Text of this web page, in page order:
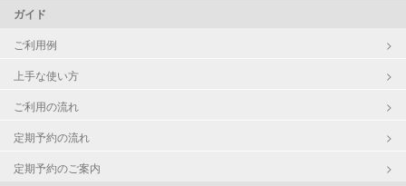
ガイド
ご利用例
上手な使い方
ご利用の流れ
定期予約の流れ
定期予約のご案内